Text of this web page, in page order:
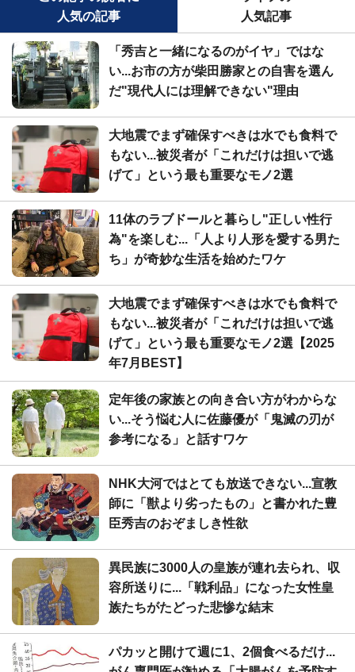
人気の記事
人気記事
「秀吉と一緒になるのがイヤ」ではな
い...お市の方が柴田勝家との自害を選ん
だ"現代人には理解できない"理由
大地震でまず確保すべきは水でも食料で
もない...被災者が「これだけは担いで逃
げて」という最も重要なモノ2選
11体のラブドールと暮らし"正しい性行
為"を楽しむ...「人より人形を愛する男た
ち」が奇妙な生活を始めたワケ
大地震でまず確保すべきは水でも食料で
もない...被災者が「これだけは担いで逃
げて」という最も重要なモノ2選【2025
年7月BEST】
定年後の家族との向き合い方がわからな
い...そう悩む人に佐藤優が「鬼滅の刃が
参考になる」と話すワケ
NHK大河ではとても放送できない...宣教
師に「獣より劣ったもの」と書かれた豊
臣秀吉のおぞましき性欲
異民族に3000人の皇族が連れ去られ、収
容所送りに...「戦利品」になった女性皇
族たちがたどった悲惨な結末
パカッと開けて週に1、2個食べるだけ...